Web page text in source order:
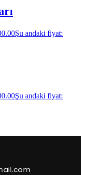
Şu andaki fiyat:
Şu andaki fiyat: